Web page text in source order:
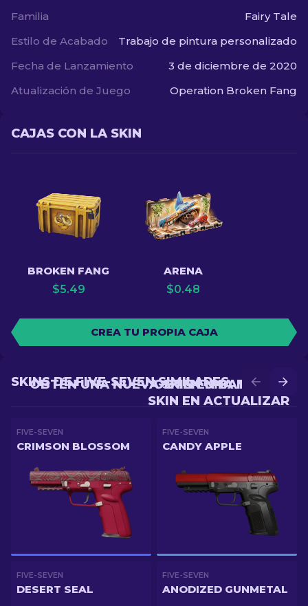
Familia
Fairy Tale
Estilo de Acabado
Trabajo de pintura personalizado
Fecha de Lanzamiento
3 de diciembre de 2020
Atualización de Juego
Operation Broken Fang
CAJAS CON LA SKIN
BROKEN FANG
$5.49
ARENA
$0.48
CREA TU PROPIA CAJA
OBTÉN UNA MEJOR
SKIN EN ACTUALIZAR
OBTÉN UNA NUEVA SKIN EN BATALLA
SKINS DE FIVE-SEVEN SIMILARES
FIVE-SEVEN
CRIMSON BLOSSOM
FIVE-SEVEN
CANDY APPLE
FIVE-SEVEN
DESERT SEAL
FIVE-SEVEN
ANODIZED GUNMETAL